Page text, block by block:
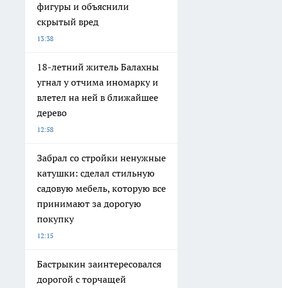
фигуры и объяснили
скрытый вред
13:38
18-летний житель Балахны
угнал у отчима иномарку и
влетел на ней в ближайшее
дерево
12:58
Забрал со стройки ненужные
катушки: сделал стильную
садовую мебель, которую все
принимают за дорогую
покупку
12:15
Бастрыкин заинтересовался
дорогой с торчащей